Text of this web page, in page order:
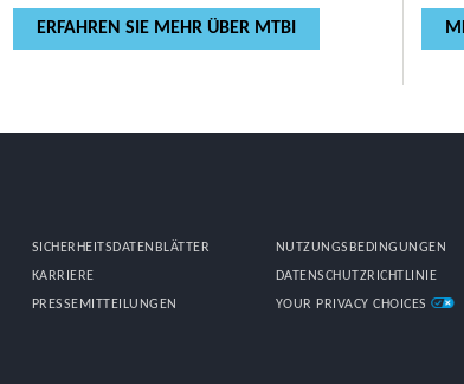
ERFAHREN SIE MEHR ÜBER MTBI
SICHERHEITSDATENBLÄTTER
KARRIERE
PRESSEMITTEILUNGEN
NUTZUNGSBEDINGUNGEN
DATENSCHUTZRICHTLINIE
YOUR PRIVACY CHOICES